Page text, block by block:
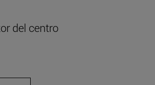
del centro